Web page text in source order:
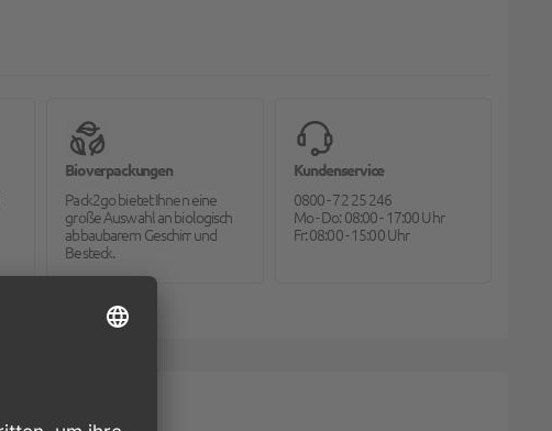
Bioverpackungen
Pack2go bietet Ihnen eine
große Auswahl an biologisch
abbaubarem Geschirr und
Besteck.
Kundenservice
0800 - 72 25 246
Mo - Do: 08:00 - 17:00 Uhr
Fr: 08:00 - 15:00 Uhr